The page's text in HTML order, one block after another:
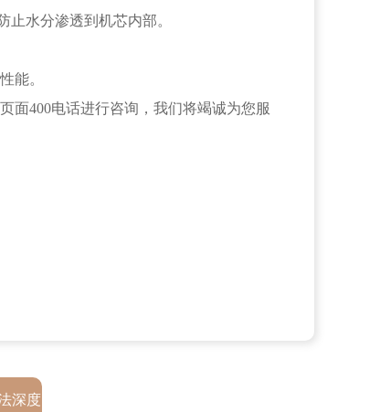
水分渗透到机芯内部。
能。
面400电话进行咨询，我们将竭诚为您服
深度